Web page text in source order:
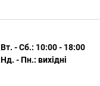
Вт. - Сб.: 10:00 - 18:00
Нд. - Пн.: вихідні